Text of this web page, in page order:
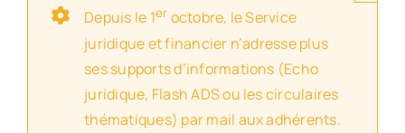
Depuis le 1er octobre, le Service
juridique et financier n’adresse plus
ses supports d’informations (Echo
juridique, Flash ADS ou les circulaires
thématiques) par mail aux adhérents.